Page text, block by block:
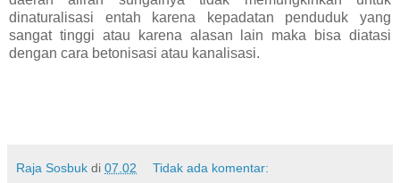
dinaturalisasi entah karena kepadatan penduduk yang
sangat tinggi atau karena alasan lain maka bisa diatasi
dengan cara betonisasi atau kanalisasi.
Raja Sosbuk di 07.02 Tidak ada komentar: